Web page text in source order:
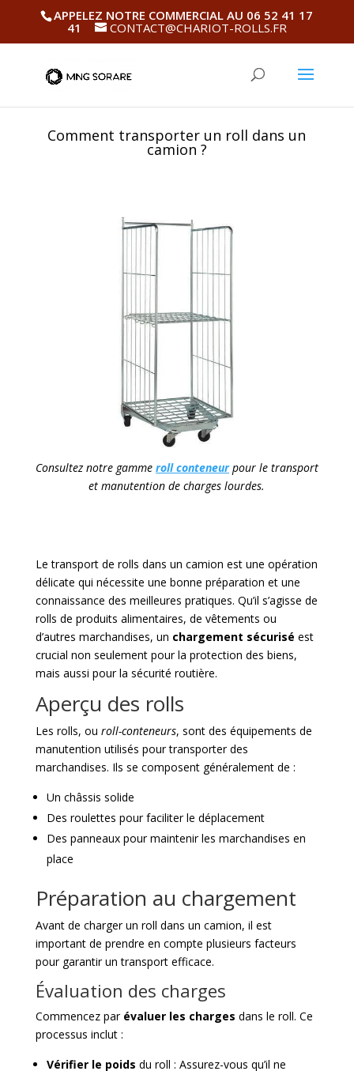
APPELEZ NOTRE COMMERCIAL AU 06 52 41 17
41
CONTACT@CHARIOT-ROLLS.FR
Comment transporter un roll dans un
camion ?
Consultez notre gamme roll conteneurpour le transport
et manutention de charges lourdes.
Le transport de rolls dans un camion est une opération
délicate qui nécessite une bonne préparation et une
connaissance des meilleures pratiques. Qu’il s’agisse de
rolls de produits alimentaires, de vêtements ou
d’autres marchandises, un chargement sécurisé est
crucial non seulement pour la protection des biens,
mais aussi pour la sécurité routière.
Aperçu des rolls
Les rolls, ou roll-conteneurs, sont des équipements de
manutention utilisés pour transporter des
marchandises. Ils se composent généralement de :
Un châssis solide
Des roulettes pour faciliter le déplacement
Des panneaux pour maintenir les marchandises en
place
Préparation au chargement
Avant de charger un roll dans un camion, il est
important de prendre en compte plusieurs facteurs
pour garantir un transport efficace.
Évaluation des charges
Commencez par évaluer les charges dans le roll. Ce
processus inclut :
Vérifier le poids du roll : Assurez-vous qu’il ne